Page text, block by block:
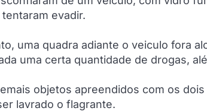
evadir.
uma quadra adiante o veiculo fora
uma certa quantidade de drogas,
objetos apreendidos com os
lavrado o flagrante.